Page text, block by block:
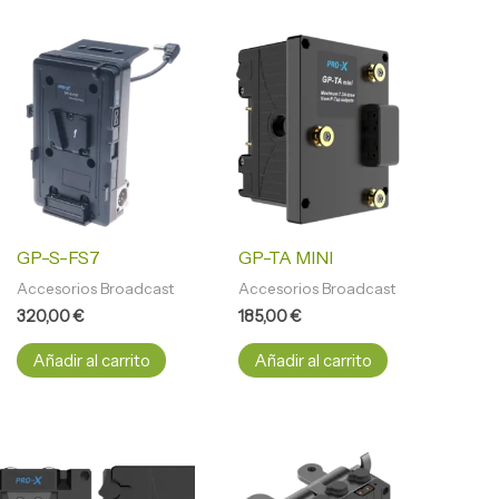
GP-S-FS7
Accesorios Broadcast
320,00€
Añadir al carrito
GP-TA MINI
Accesorios Broadcast
185,00€
Añadir al carrito